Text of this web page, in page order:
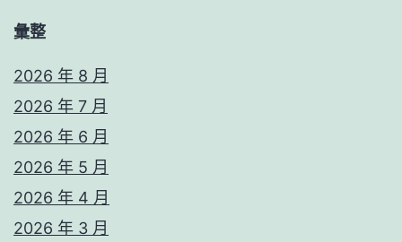
彙整
2026 年 8 月
2026 年 7 月
2026 年 6 月
2026 年 5 月
2026 年 4 月
2026 年 3 月